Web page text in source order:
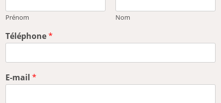
Prénom Nom
Téléphone*
E-mail *